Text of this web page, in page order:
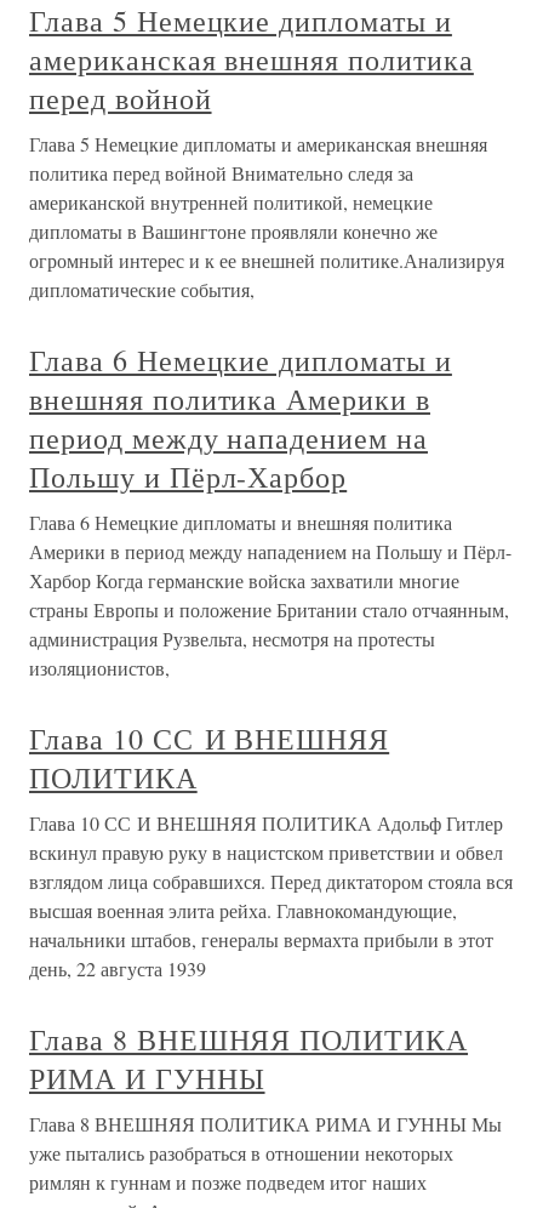
Глава 5 Немецкие дипломаты и
американская внешняя политика
перед войной
Глава 5 Немецкие дипломаты и американская внешняя
политика перед войной Внимательно следя за
американской внутренней политикой, немецкие
дипломаты в Вашингтоне проявляли конечно же
огромный интерес и к ее внешней политике.Анализируя
дипломатические события,
Глава 6 Немецкие дипломаты и
внешняя политика Америки в
период между нападением на
Польшу и Пёрл-Харбор
Глава 6 Немецкие дипломаты и внешняя политика
Америки в период между нападением на Польшу и Пёрл-
Харбор Когда германские войска захватили многие
страны Европы и положение Британии стало отчаянным,
администрация Рузвельта, несмотря на протесты
изоляционистов,
Глава 10 СС И ВНЕШНЯЯ
ПОЛИТИКА
Глава 10 СС И ВНЕШНЯЯ ПОЛИТИКА Адольф Гитлер
вскинул правую руку в нацистском приветствии и обвел
взглядом лица собравшихся. Перед диктатором стояла вся
высшая военная элита рейха. Главнокомандующие,
начальники штабов, генералы вермахта прибыли в этот
день, 22 августа 1939
Глава 8 ВНЕШНЯЯ ПОЛИТИКА
РИМА И ГУННЫ
Глава 8 ВНЕШНЯЯ ПОЛИТИКА РИМА И ГУННЫ Мы
уже пытались разобраться в отношении некоторых
римлян к гуннам и позже подведем итог наших